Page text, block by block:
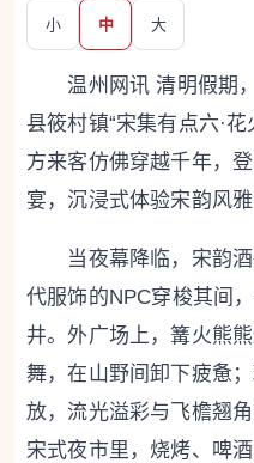
小 中 大
温州网讯 清明假期，
县筱村镇“宋集有点六·
方来客仿佛穿越千年，
宴，沉浸式体验宋韵风
当夜幕降临，宋韵酒
代服饰的NPC穿梭其间
井。外广场上，篝火熊
舞，在山野间卸下疲惫
放，流光溢彩与飞檐翘
宋式夜市里，烧烤、啤